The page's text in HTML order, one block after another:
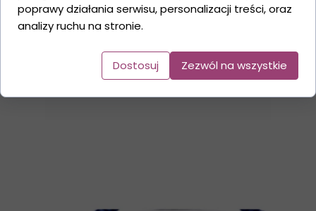
poprawy działania serwisu, personalizacji treści, oraz
analizy ruchu na stronie.
Dostosuj Zezwól na wszystkie